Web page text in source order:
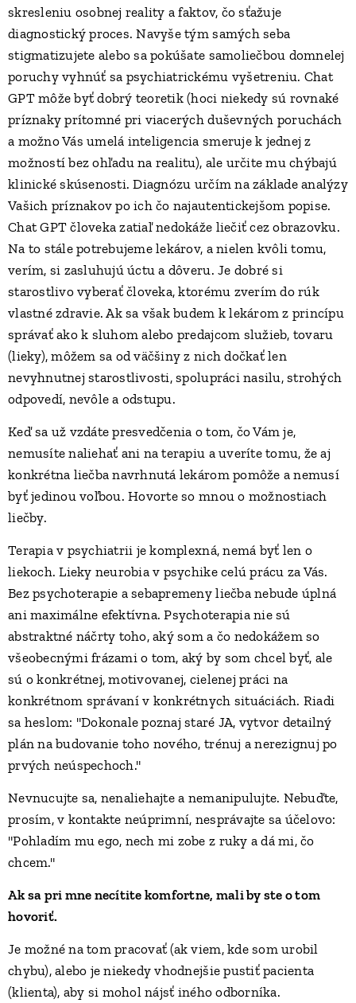
skresleniu osobnej reality a faktov, čo sťažuje
diagnostický proces. Navyše tým samých seba
stigmatizujete alebo sa pokúšate samoliečbou domnelej
poruchy vyhnúť sa psychiatrickému vyšetreniu. Chat
GPT môže byť dobrý teoretik (hoci niekedy sú rovnaké
príznaky prítomné pri viacerých duševných poruchách
a možno Vás umelá inteligencia smeruje k jednej z
možností bez ohľadu na realitu), ale určite mu chýbajú
klinické skúsenosti. Diagnózu určím na základe analýzy
Vašich príznakov po ich čo najautentickejšom popise.
Chat GPT človeka zatiaľ nedokáže liečiť cez obrazovku.
Na to stále potrebujeme lekárov, a nielen kvôli tomu,
verím, si zasluhujú úctu a dôveru. Je dobré si
starostlivo vyberať človeka, ktorému zverím do rúk
vlastné zdravie. Ak sa však budem k lekárom z princípu
správať ako k sluhom alebo predajcom služieb, tovaru
(lieky), môžem sa od väčšiny z nich dočkať len
nevyhnutnej starostlivosti, spolupráci nasilu, strohých
odpovedí, nevôle a odstupu.
Keď sa už vzdáte presvedčenia o tom, čo Vám je,
nemusíte naliehať ani na terapiu a uveríte tomu, že aj
konkrétna liečba navrhnutá lekárom pomôže a nemusí
byť jedinou voľbou. Hovorte so mnou o možnostiach
liečby.
Terapia v psychiatrii je komplexná, nemá byť len o
liekoch. Lieky neurobia v psychike celú prácu za Vás.
Bez psychoterapie a sebapremeny liečba nebude úplná
ani maximálne efektívna. Psychoterapia nie sú
abstraktné náčrty toho, aký som a čo nedokážem so
všeobecnými frázami o tom, aký by som chcel byť, ale
sú o konkrétnej, motivovanej, cielenej práci na
konkrétnom správaní v konkrétnych situáciách. Riadi
sa heslom: "Dokonale poznaj staré JA, vytvor detailný
plán na budovanie toho nového, trénuj a nerezignuj po
prvých neúspechoch."
Nevnucujte sa, nenaliehajte a nemanipulujte. Nebuďte,
prosím, v kontakte neúprimní, nesprávajte sa účelovo:
"Pohladím mu ego, nech mi zobe z ruky a dá mi, čo
chcem."
Ak sa pri mne necítite komfortne, mali by ste o tom
hovoriť.
Je možné na tom pracovať (ak viem, kde som urobil
chybu), alebo je niekedy vhodnejšie pustiť pacienta
(klienta), aby si mohol nájsť iného odborníka.